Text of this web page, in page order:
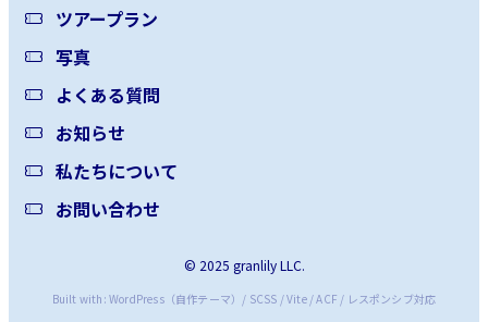
ツアープラン
写真
よくある質問
お知らせ
私たちについて
お問い合わせ
© 2025 granlily LLC.
Built with: WordPress（自作テーマ）/ SCSS / Vite / ACF / レスポンシブ対応